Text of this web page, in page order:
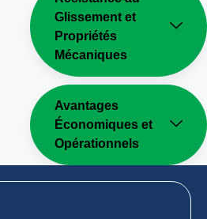
Glissement et
Propriétés
Mécaniques
Avantages
Économiques et
Opérationnels